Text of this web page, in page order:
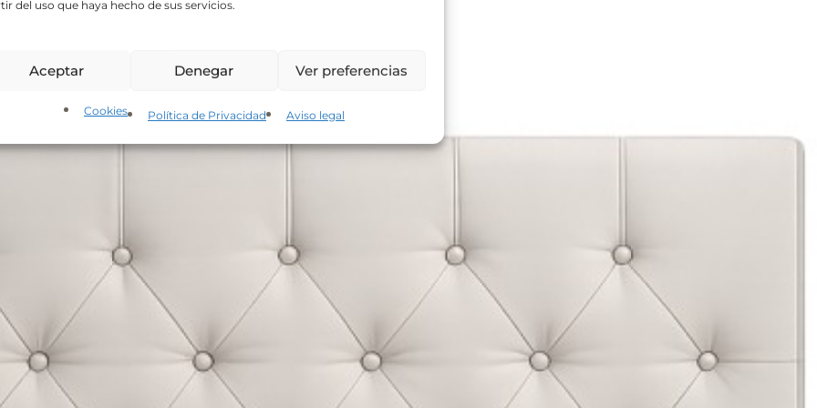
del uso que haya hecho de sus servicios.
Aceptar Denegar Ver preferencias
Cookies Política de Privacidad Aviso legal